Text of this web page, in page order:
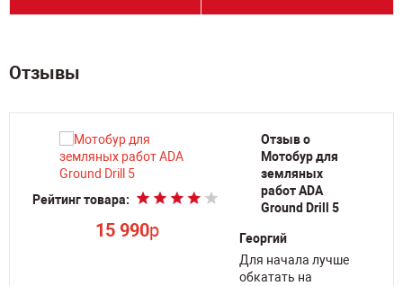
Отзывы
Рейтинг товара:
15 990p
Отзыв о
Мотобур для
земляных
работ ADA
Ground Drill 5
Георгий
Для начала лучше
обкатать на